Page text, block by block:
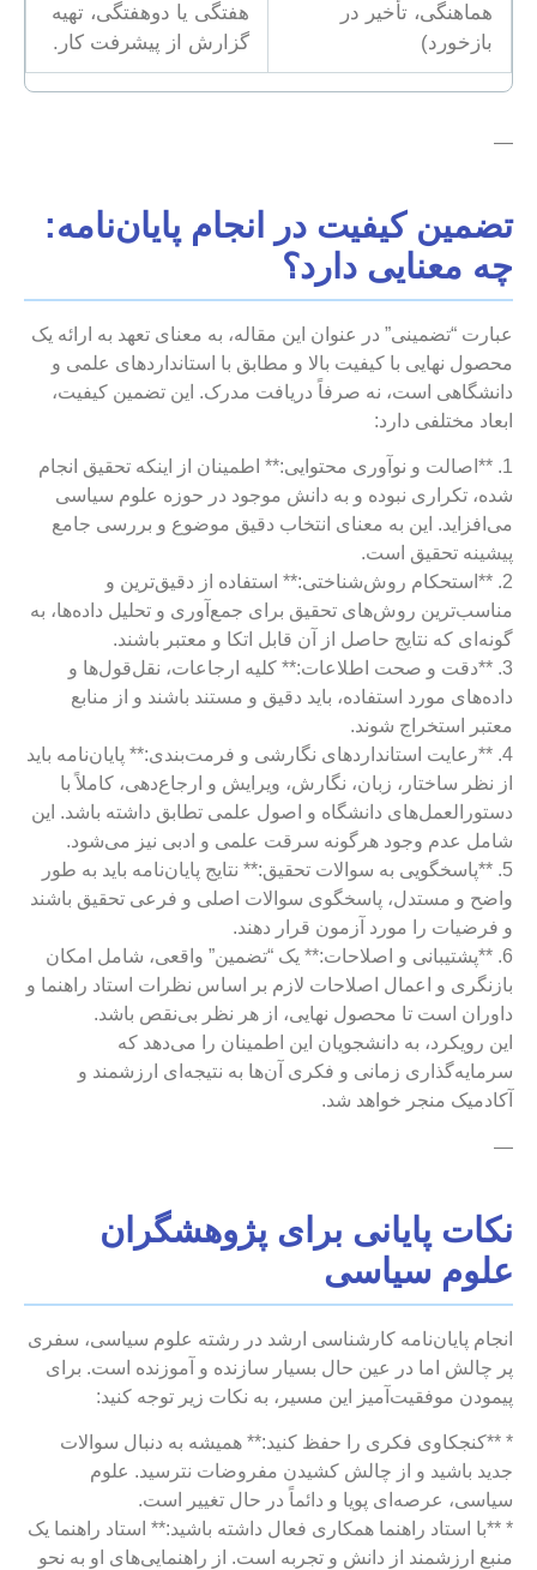
هماهنگی، تأخیر در
بازخورد)
هفتگی یا دوهفتگی، تهیه
گزارش از پیشرفت کار.
—
تضمین کیفیت در انجام پایان‌نامه:
چه معنایی دارد؟
عبارت “تضمینی” در عنوان این مقاله، به معنای تعهد به ارائه یک
محصول نهایی با کیفیت بالا و مطابق با استانداردهای علمی و
دانشگاهی است، نه صرفاً دریافت مدرک. این تضمین کیفیت،
ابعاد مختلفی دارد:
1. **اصالت و نوآوری محتوایی:** اطمینان از اینکه تحقیق انجام
شده، تکراری نبوده و به دانش موجود در حوزه علوم سیاسی
می‌افزاید. این به معنای انتخاب دقیق موضوع و بررسی جامع
پیشینه تحقیق است.
2. **استحکام روش‌شناختی:** استفاده از دقیق‌ترین و
مناسب‌ترین روش‌های تحقیق برای جمع‌آوری و تحلیل داده‌ها، به
گونه‌ای که نتایج حاصل از آن قابل اتکا و معتبر باشند.
3. **دقت و صحت اطلاعات:** کلیه ارجاعات، نقل‌قول‌ها و
داده‌های مورد استفاده، باید دقیق و مستند باشند و از منابع
معتبر استخراج شوند.
4. **رعایت استانداردهای نگارشی و فرمت‌بندی:** پایان‌نامه باید
از نظر ساختار، زبان، نگارش، ویرایش و ارجاع‌دهی، کاملاً با
دستورالعمل‌های دانشگاه و اصول علمی تطابق داشته باشد. این
شامل عدم وجود هرگونه سرقت علمی و ادبی نیز می‌شود.
5. **پاسخگویی به سوالات تحقیق:** نتایج پایان‌نامه باید به طور
واضح و مستدل، پاسخگوی سوالات اصلی و فرعی تحقیق باشند
و فرضیات را مورد آزمون قرار دهند.
6. **پشتیبانی و اصلاحات:** یک “تضمین” واقعی، شامل امکان
بازنگری و اعمال اصلاحات لازم بر اساس نظرات استاد راهنما و
داوران است تا محصول نهایی، از هر نظر بی‌نقص باشد.
این رویکرد، به دانشجویان این اطمینان را می‌دهد که
سرمایه‌گذاری زمانی و فکری آن‌ها به نتیجه‌ای ارزشمند و
آکادمیک منجر خواهد شد.
—
نکات پایانی برای پژوهشگران
علوم سیاسی
انجام پایان‌نامه کارشناسی ارشد در رشته علوم سیاسی، سفری
پر چالش اما در عین حال بسیار سازنده و آموزنده است. برای
پیمودن موفقیت‌آمیز این مسیر، به نکات زیر توجه کنید:
* **کنجکاوی فکری را حفظ کنید:** همیشه به دنبال سوالات
جدید باشید و از چالش کشیدن مفروضات نترسید. علوم
سیاسی، عرصه‌ای پویا و دائماً در حال تغییر است.
* **با استاد راهنما همکاری فعال داشته باشید:** استاد راهنما یک
منبع ارزشمند از دانش و تجربه است. از راهنمایی‌های او به نحو